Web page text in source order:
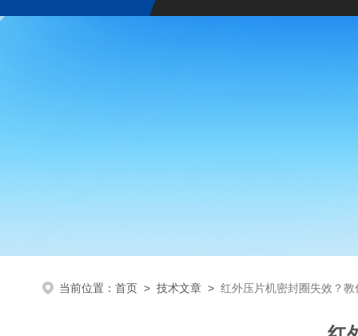
当前位置： 首页 > 技术文章 > 红外压片机密封圈失效？